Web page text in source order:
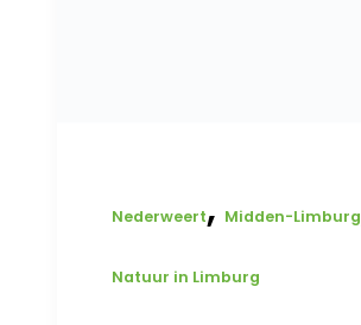
Nederweert, Midden-Limburg
Natuur in Limburg